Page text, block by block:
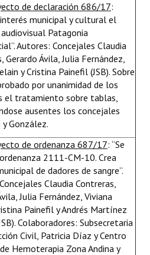
de declaración 686/17:
municipal y cultural el
Patagonia
Autores: Concejales Claudia
Gerardo Ávila, Julia Fernández,
y Cristina Painefil (JSB). Sobre
por unanimidad de los
el tratamiento sobre tablas,
ausentes los concejales
y González.
de ordenanza 687/17: “Se
2111-CM-10. Crea
de dadores de sangre”.
Claudia Contreras,
Julia Fernández, Viviana
Painefil y Andrés Martínez
Colaboradores: Subsecretaria
Civil, Patricia Díaz y Centro
Hemoterapia Zona Andina y